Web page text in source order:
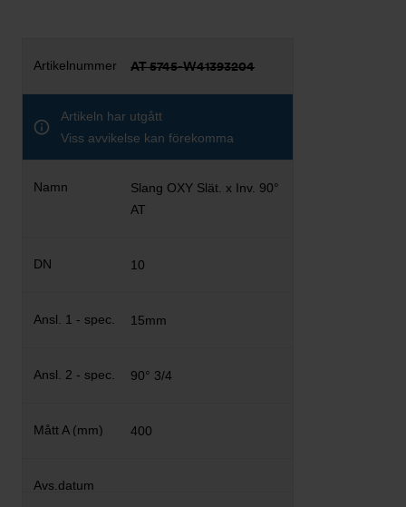
AT 5745-W41393204
Artikeln har utgått
Viss avvikelse kan förekomma
Slang OXY Slät. x Inv. 90°
AT
10
15mm
90° 3/4
400